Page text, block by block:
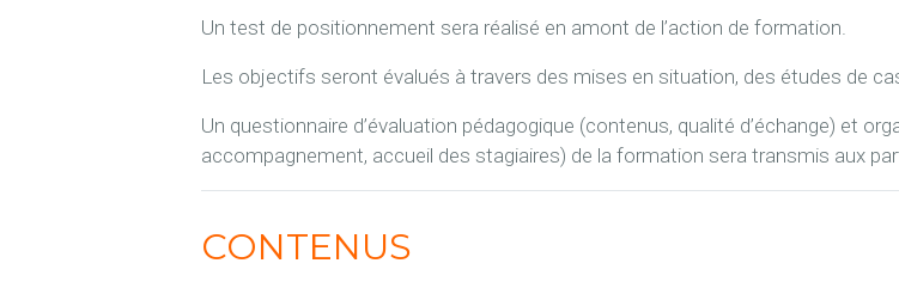
Un test de positionnement sera réalisé en amont de l’action de formation.
Les objectifs seront évalués à travers des mises en situation, des études de
Un questionnaire d’évaluation pédagogique (contenus, qualité d’échange) et
accompagnement, accueil des stagiaires) de la formation sera transmis aux
CONTENUS